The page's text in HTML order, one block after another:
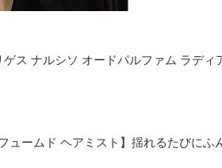
ス ナルシソ オードパルファム ラデ
ュームド ヘアミスト】揺れるたびに